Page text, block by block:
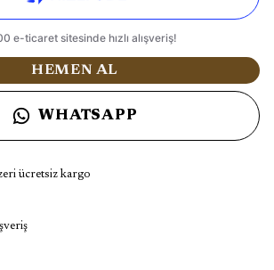
HEMEN AL
WHATSAPP
ücretsiz kargo